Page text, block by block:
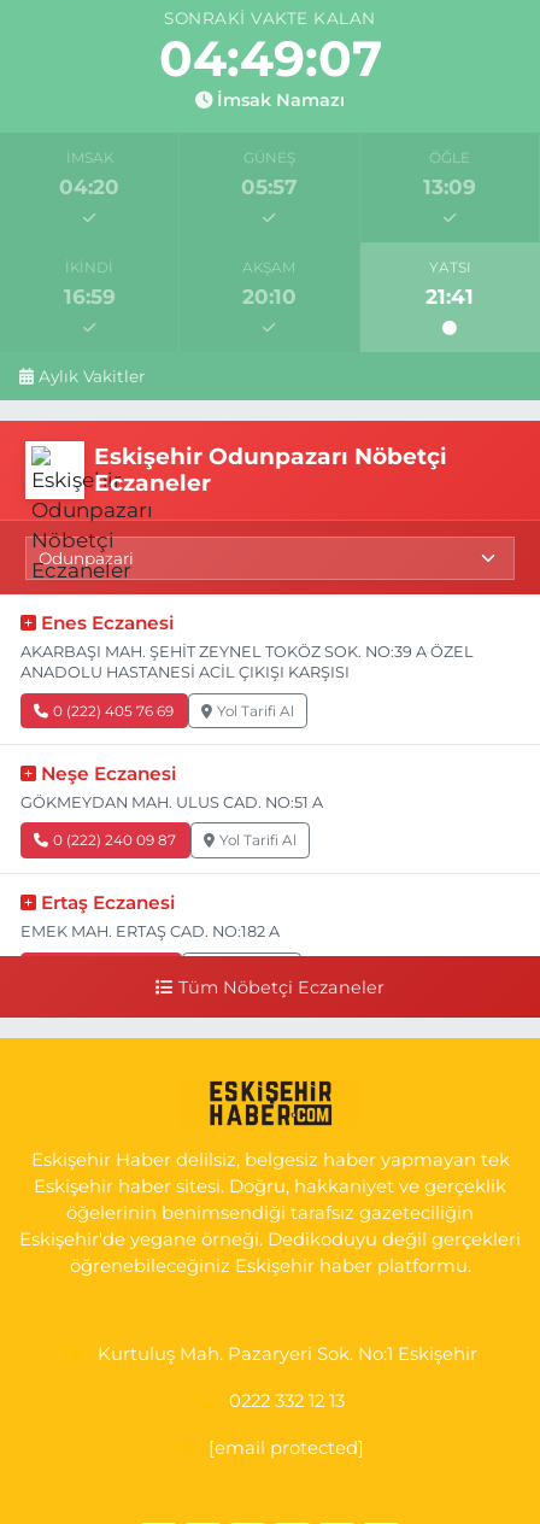
SONRAKI VAKTE KALAN
04:49:06
İmsak Namazı
İMSAK
04:20
GÜNEŞ
05:57
ÖĞLE
13:09
İKINDI
16:59
AKŞAM
20:10
YATSI
21:41
Aylık Vakitler
Eskişehir Odunpazarı Nöbetçi
Eczaneler
Enes Eczanesi
AKARBAŞI MAH. ŞEHİT ZEYNEL TOKÖZ SOK. NO:39 A ÖZEL
ANADOLU HASTANESİ ACİL ÇIKIŞI KARŞISI
0 (222) 405 76 69 Yol Tarifi Al
Neşe Eczanesi
GÖKMEYDAN MAH. ULUS CAD. NO:51 A
0 (222) 240 09 87 Yol Tarifi Al
Ertaş Eczanesi
EMEK MAH. ERTAŞ CAD. NO:182 A
YAN SOKAĞI POLİKLİNİK KAPISI TAM KARŞISI I
Yol Tarifi Al
Tüm Nöbetçi Eczaneler
Eskişehir Haber delilsiz, belgesiz haber yapmayan tek
Eskişehir haber sitesi. Doğru, hakkaniyet ve gerçeklik
öğelerinin benimsendiği tarafsız gazeteciliğin
Eskişehir'de yegane örneği. Dedikoduyu değil gerçekleri
öğrenebileceğiniz Eskişehir haber platformu.
Kurtuluş Mah. Pazaryeri Sok. No:1 Eskişehir
0222 332 12 13
[email protected]